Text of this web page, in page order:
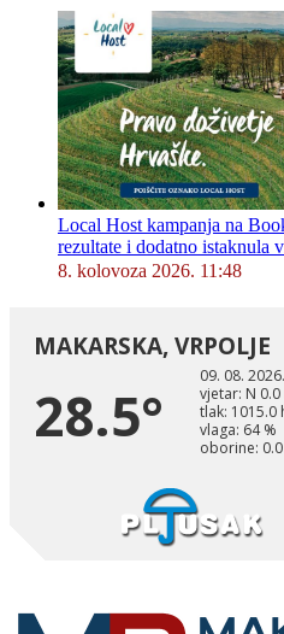
Local Host kampanja na
rezultate i dodatno istaknula
8. kolovoza 2026. 11:48